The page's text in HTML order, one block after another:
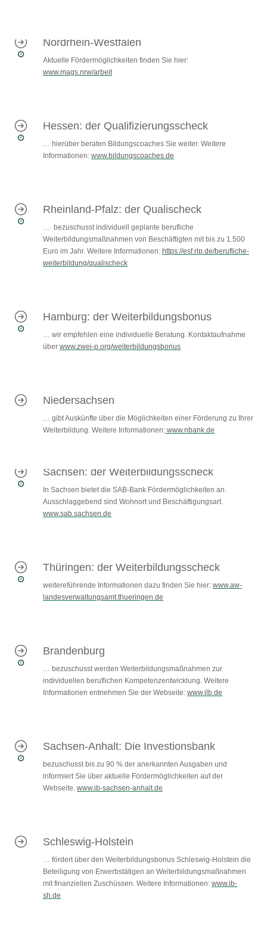
Nordrhein-Westfalen
Aktuelle Fördermöglichkeiten finden Sie hier:
www.mags.nrw/arbeit
Hessen: der Qualifizierungsscheck
… hierüber beraten Bildungscoaches Sie weiter. Weitere
Informationen:www.bildungscoaches.de
Rheinland-Pfalz: der Qualischeck
… bezuschusst individuell geplante berufliche
Weiterbildungsmaßnahmen von Beschäftigten mit bis zu 1.500
Euro im Jahr. Weitere Informationen: https://esf.rlp.de/berufliche-
weiterbildung/qualischeck
Hamburg: der Weiterbildungsbonus
… wir empfehlen eine individuelle Beratung. Kontaktaufnahme
überwww.zwei-p.org/weiterbildungsbonus
Niedersachsen
… gibt Auskünfte über die Möglichkeiten einer Förderung zu Ihrer
Weiterbildung. Weitere Informationen: www.nbank.de
Sachsen: der Weiterbildungsscheck
In Sachsen bietet die SAB-Bank Fördermöglichkeiten an.
Ausschlaggebend sind Wohnort und Beschäftigungsart.
www.sab.sachsen.de
Thüringen: der Weiterbildungsscheck
weitereführende Informationen dazu finden Sie hier:www.aw-
landesverwaltungsamt.thueringen.de
Brandenburg
… bezuschusst werden Weiterbildungsmaßnahmen zur
individuellen beruflichen Kompetenzentwicklung. Weitere
Informationen entnehmen Sie der Webseite:www.ilb.de
Sachsen-Anhalt: Die Investionsbank
bezuschusst bis zu 90 % der anerkannten Ausgaben und
informiert Sie über aktuelle Fördermöglichkeiten auf der
Webseite.www.ib-sachsen-anhalt.de
Schleswig-Holstein
… fördert über den Weiterbildungsbonus Schleswig-Holstein die
Beteiligung von Erwerbstätigen an Weiterbildungsmaßnahmen
mit finanziellen Zuschüssen. Weitere Informationen:www.ib-
sh.de